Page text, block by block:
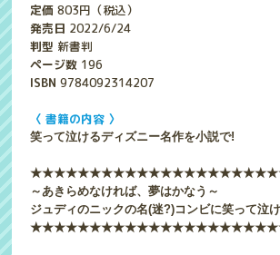
定価803円（税込）
発売日 2022/6/24
判型 新書判
ページ数 196
ISBN9784092314207
〈 書籍の内容 〉
笑って泣けるディズニー名作を小説で!
～あきらめなければ、夢はかなう～
ジュディのニックの名(迷?)コンビに笑って泣